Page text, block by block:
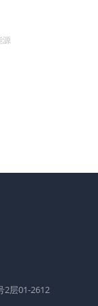
源
2层01-2612